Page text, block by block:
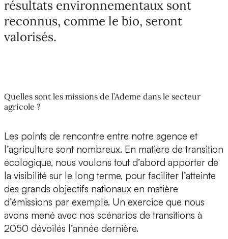
résultats environnementaux sont
reconnus, comme le bio, seront
valorisés.
Quelles sont les missions de l’Ademe dans le secteur
agricole ?
Les points de rencontre entre notre agence et
l’agriculture sont nombreux. En matière de transition
écologique, nous voulons tout d’abord apporter de
la visibilité sur le long terme, pour faciliter l’atteinte
des grands objectifs nationaux en matière
d’émissions par exemple. Un exercice que nous
avons mené avec nos scénarios de transitions à
2050 dévoilés l’année dernière.